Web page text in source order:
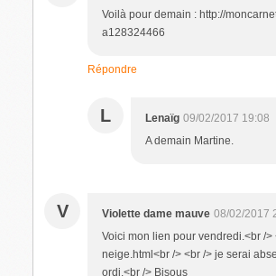
Voilà pour demain : http://
a128324466
Répondre
L Lenaïg 09/02/2017 19:08
A demain Martine.
V Violette dame mauve 08/02/2017
Voici mon lien pour vendredi.<br /
neige.html<br /> <br /> je serai
ordi.<br /> Bisous